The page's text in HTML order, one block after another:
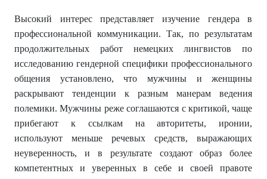
Высокий интерес представляет изучение гендера в
профессиональной коммуникации. Так, по результатам
продолжительных работ немецких лингвистов по
исследованию гендерной специфики профессионального
общения установлено, что мужчины и женщины
раскрывают тенденции к разным манерам ведения
полемики. Мужчины реже соглашаются с критикой, чаще
прибегают к ссылкам на авторитеты, иронии,
используют меньше речевых средств, выражающих
неуверенность, и в результате создают образ более
компетентных и уверенных в себе и своей правоте